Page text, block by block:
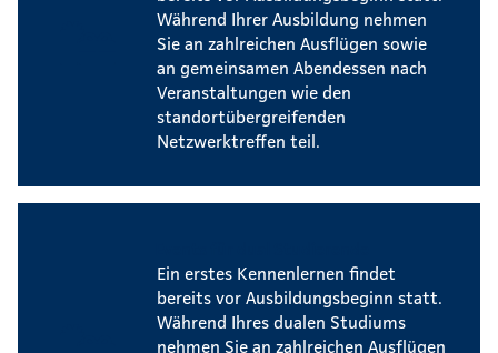
Während Ihrer Ausbildung nehmen
Sie an zahlreichen Ausflügen sowie
an gemeinsamen Abendessen nach
Veranstaltungen wie den
standortübergreifenden
Netzwerktreffen teil.
Ein erstes Kennenlernen findet
bereits vor Ausbildungsbeginn statt.
Während Ihres dualen Studiums
nehmen Sie an zahlreichen Ausflügen